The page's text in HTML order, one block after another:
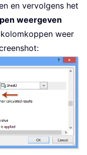
en vervolgens het
weergeven
weer